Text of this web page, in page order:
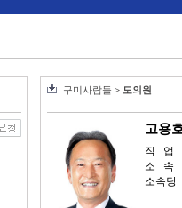
구미사람들 > 도의원
고용
직 업
소 속
소속당